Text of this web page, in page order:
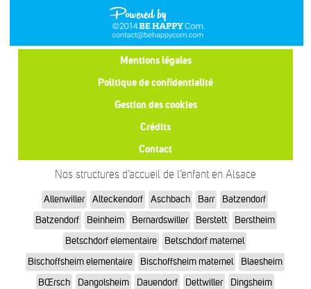
Mentions légales
Politique de confidentialité
Gestion des cookies
Crédits
Contact
Nos structures d’accueil de l’enfant en Alsace
Allenwiller Alteckendorf Aschbach Barr
Batzendorf
Batzendorf
Beinheim Bernardswiller Berstett
Berstheim
Betschdorf elementaire
Betschdorf maternel
Bischoffsheim elementaire
Bischoffsheim maternel
Blaesheim
BŒrsch
Dangolsheim Dauendorf Dettwiller
Dingsheim